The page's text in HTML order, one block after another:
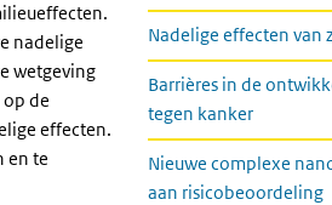
nadelige
wetgeving
de
effecten.
en te
Nadelige effecten van
Barrières in de
tegen kanker
Nieuwe complexe
aan risicobeoordeling